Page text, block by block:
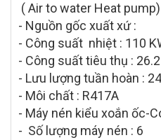
( Air to water Heat pump)
- Nguồn gốc xuất xứ :
- Công suất nhiệt : 110
- Công suất tiêu thụ :
- Lưu lượng tuần hoàn :
- Môi chất : R417A
- Máy nén kiểu xoắn ốc-
- Số lượng máy nén : 6